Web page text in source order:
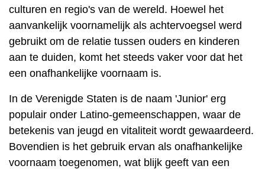
culturen en regio's van de wereld. Hoewel het
aanvankelijk voornamelijk als achtervoegsel werd
gebruikt om de relatie tussen ouders en kinderen
aan te duiden, komt het steeds vaker voor dat het
een onafhankelijke voornaam is.
In de Verenigde Staten is de naam 'Junior' erg
populair onder Latino-gemeenschappen, waar de
betekenis van jeugd en vitaliteit wordt gewaardeerd.
Bovendien is het gebruik ervan als onafhankelijke
voornaam toegenomen, wat blijk geeft van een